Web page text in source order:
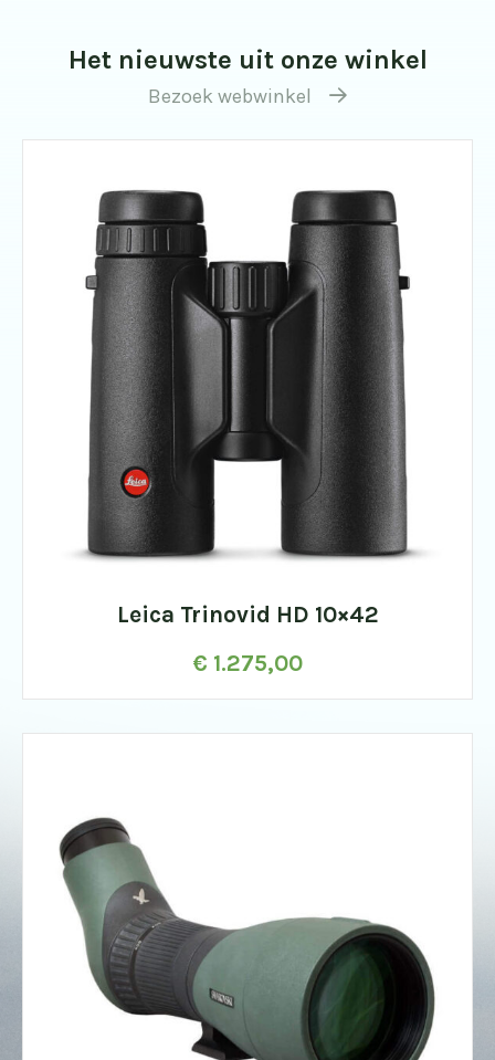
Het nieuwste uit onze winkel
Bezoek webwinkel
Leica Trinovid HD 10×42
€ 1.275,00